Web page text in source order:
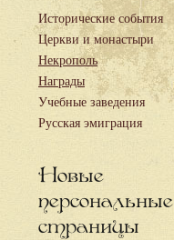
Исторические события
Церкви и монастыри
Некрополь
Награды
Учебные заведения
Русская эмиграция
Новые
персональные
страницы